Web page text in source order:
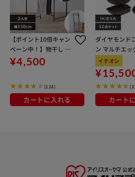
【ポイント10倍キャン
ペーン中！】物干し 室
内用 折りたたみ式 3連
OTM-150R ブラック 一
¥4,500
(126)
カートに入れる
ダイヤモンド
ン マルチエッ
り 12点セット
火対応 MEGI-
ウンメタリッ
イチオシ
カート